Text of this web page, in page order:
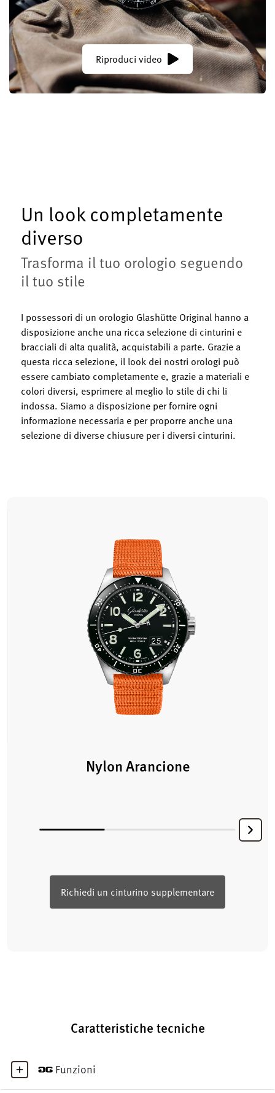
Riproduci video
Un look completamente
diverso
Trasforma il tuo orologio seguendo
il tuo stile
I possessori di un orologio Glashütte Original hanno a
disposizione anche una ricca selezione di cinturini e
bracciali di alta qualità, acquistabili a parte. Grazie a
questa ricca selezione, il look dei nostri orologi può
essere cambiato completamente e, grazie a materiali e
colori diversi, esprimere al meglio lo stile di chi li
indossa. Siamo a disposizione per fornire ogni
informazione necessaria e per proporre anche una
selezione di diverse chiusure per i diversi cinturini.
Nylon Arancione
Richiedi un cinturino supplementare
Caratteristiche tecniche
Funzioni